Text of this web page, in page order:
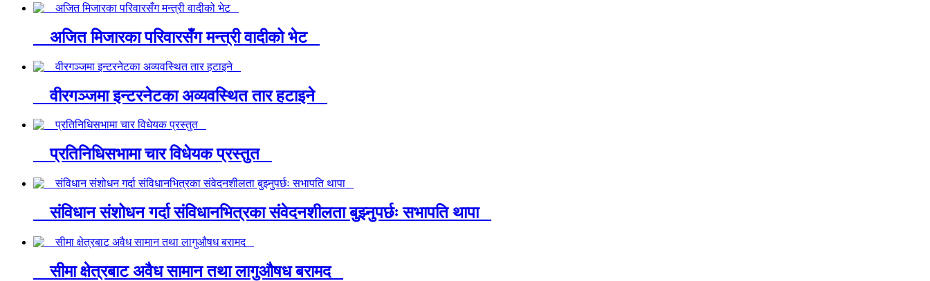
अजित मिजारका परिवारसँग मन्त्री वादीको भेट
वीरगञ्जमा इन्टरनेटका अव्यवस्थित तार हटाइने
प्रतिनिधिसभामा चार विधेयक प्रस्तुत
संविधान संशोधन गर्दा संविधानभित्रका संवेदनशीलता बुझ्नुपर्छः सभापति थापा
सीमा क्षेत्रबाट अवैध सामान तथा लागुऔषध बरामद